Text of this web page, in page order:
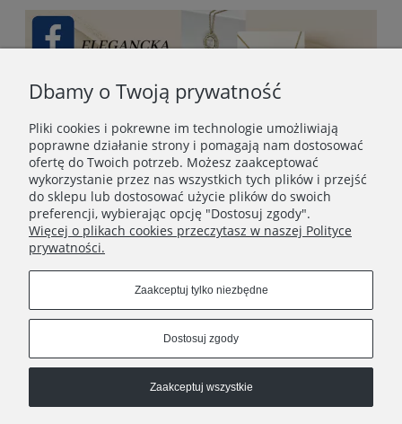
© 2013–2026 OTIEN. Polski sklep online z biżuterią ze stali
chirurgicznej, zegarkami i prezentami z dedykacją.
Dbamy o Twoją prywatność
Pliki cookies i pokrewne im technologie umożliwiają
poprawne działanie strony i pomagają nam dostosować
ofertę do Twoich potrzeb. Możesz zaakceptować
wykorzystanie przez nas wszystkich tych plików i przejść
do sklepu lub dostosować użycie plików do swoich
preferencji, wybierając opcję "Dostosuj zgody".
Więcej o plikach cookies przeczytasz w naszej Polityce
prywatności.
Zaakceptuj tylko niezbędne
Dostosuj zgody
Zaakceptuj wszystkie